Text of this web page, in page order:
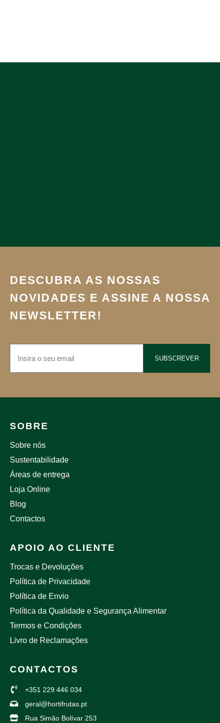
DESCUBRA AS NOSSAS
NOVIDADES E ASSINE A NOSSA
NEWSLETTER!
SUBSCREVER
SOBRE
Sobre nós
Sustentabilidade
Áreas de entrega
Loja Online
Blog
Contactos
APOIO AO CLIENTE
Trocas e Devoluções
Política de Privacidade
Política de Envio
Política da Qualidade e Segurança Alimentar
Termos e Condições
Livro de Reclamações
CONTACTOS
+351 229 446 034
geral@hortifrutas.pt
Rua Simão Bolívar 253